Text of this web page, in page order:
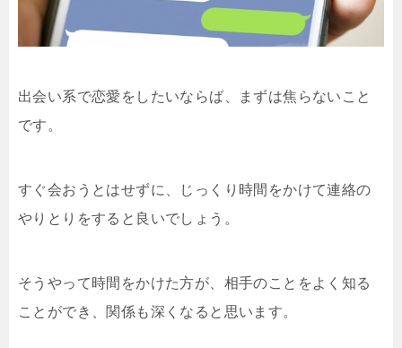
出会い系で恋愛をしたいならば、まずは焦らないこと
です。
すぐ会おうとはせずに、じっくり時間をかけて連絡の
やりとりをすると良いでしょう。
そうやって時間をかけた方が、相手のことをよく知る
ことができ、関係も深くなると思います。